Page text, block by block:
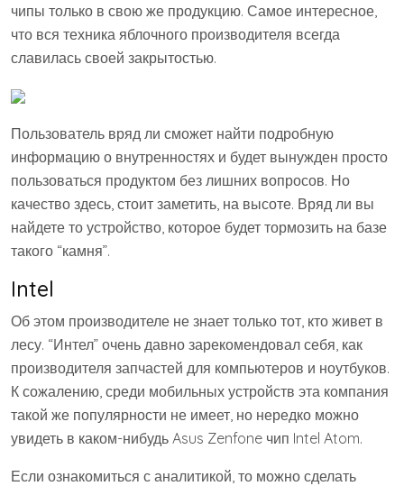
чипы только в свою же продукцию. Самое интересное,
что вся техника яблочного производителя всегда
славилась своей закрытостью.
Пользователь вряд ли сможет найти подробную
информацию о внутренностях и будет вынужден просто
пользоваться продуктом без лишних вопросов. Но
качество здесь, стоит заметить, на высоте. Вряд ли вы
найдете то устройство, которое будет тормозить на базе
такого “камня”.
Intel
Об этом производителе не знает только тот, кто живет в
лесу. “Интел” очень давно зарекомендовал себя, как
производителя запчастей для компьютеров и ноутбуков.
К сожалению, среди мобильных устройств эта компания
такой же популярности не имеет, но нередко можно
увидеть в каком-нибудь Asus Zenfone чип Intel Atom.
Если ознакомиться с аналитикой, то можно сделать